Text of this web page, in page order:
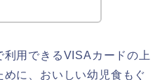
利用できるVISAカードの上
に、おいしい幼児食もぐ